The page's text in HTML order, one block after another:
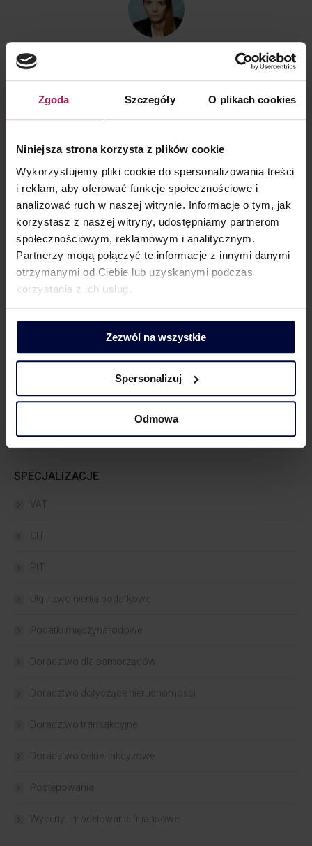
Zgoda Szczegóły O plikach cookies
Niniejsza strona korzysta z plików cookie
Wykorzystujemy pliki cookie do spersonalizowania treści
i reklam, aby oferować funkcje społecznościowe i
analizować ruch w naszej witrynie. Informacje o tym, jak
korzystasz z naszej witryny, udostępniamy partnerom
społecznościowym, reklamowym i analitycznym.
Partnerzy mogą połączyć te informacje z innymi danymi
otrzymanymi od Ciebie lub uzyskanymi podczas
korzystania z ich usług.
Zezwól na wszystkie
Spersonalizuj
Odmowa
WIĘCEJ WIEDZY
NASI EKSPERCI W MEDIACH
TAX ALERT
Trochę o CIT
Trochę o PIT
(87)
Trochę o Powiązaniach
Trochę o VAT
(569)
Trochę o zielonych podatkach
WEBINARIA
(40)
SPECJALIZACJE
VAT
CIT
PIT
Ulgi i zwolnienia podatkowe
Podatki międzynarodowe
Doradztwo dla samorządów
Doradztwo dotyczące nieruchomości
Doradztwo transakcyjne
Doradztwo celne i akcyzowe
Postępowania
Wyceny i modelowanie finansowe